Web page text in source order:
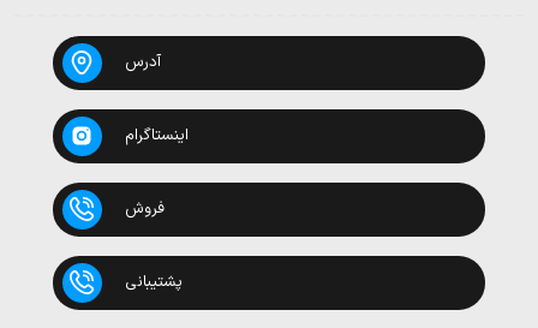
آدرس
اینستاگرام
فروش
پشتیبانی